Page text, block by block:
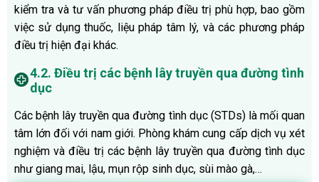
kiểm tra và tư vấn phương pháp điều trị phù hợp, bao gồm
việc sử dụng thuốc, liệu pháp tâm lý, và các phương pháp
điều trị hiện đại khác.
4.2. Điều trị các bệnh lây truyền qua đường tình
dục
Các bệnh lây truyền qua đường tình dục (STDs) là mối quan
tâm lớn đối với nam giới. Phòng khám cung cấp dịch vụ xét
nghiệm và điều trị các bệnh lây truyền qua đường tình dục
như giang mai, lậu, mụn rộp sinh dục, sùi mào gà,…